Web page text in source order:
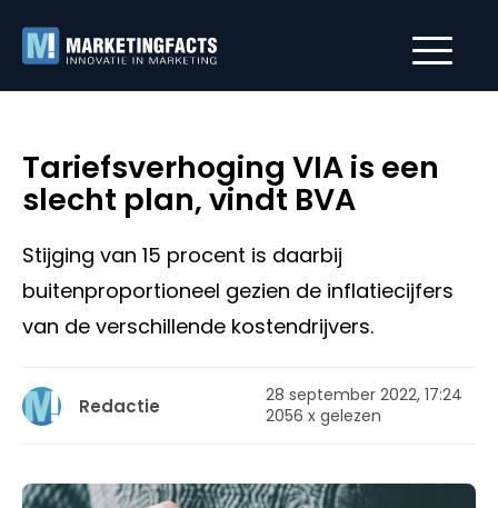
Tariefsverhoging VIA is een
slecht plan, vindt BVA
Stijging van 15 procent is daarbij
buitenproportioneel gezien de inflatiecijfers
van de verschillende kostendrijvers.
Redactie
28 september 2022, 17:24
2056 x gelezen